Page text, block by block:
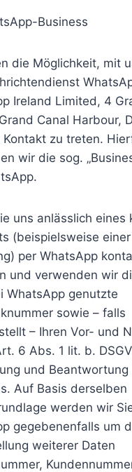
Business
die Möglichkeit, mit
Ireland Limited, 4
Canal Harbour,
Kontakt zu treten.
wir die sog.
uns anlässlich eines
(beispielsweise
per WhatsApp
und verwenden wir
WhatsApp genutzte
sowie – falls
– Ihren Vor- und
6 Abs. 1 lit. b.
und Beantwortung
Auf Basis derselben
werden wir
gegebenenfalls um
weiterer Daten